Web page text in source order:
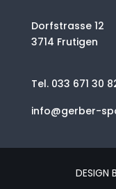
Dorfstrasse 12
3714 Frutigen
Tel. 033 671 30
info@gerber-
DESIGN